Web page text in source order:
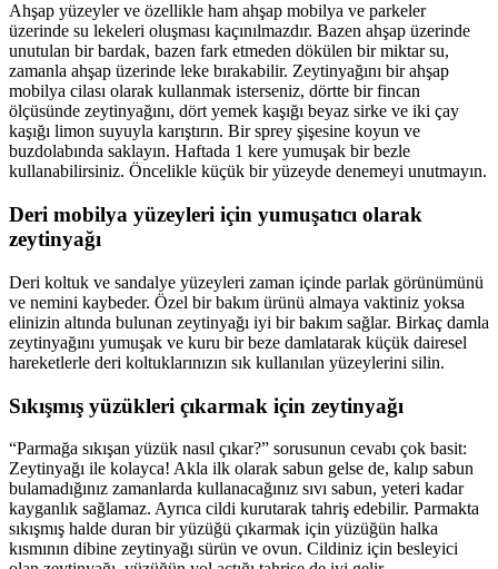
Ahşap yüzeyler ve özellikle ham ahşap mobilya ve parkeler
üzerinde su lekeleri oluşması kaçınılmazdır. Bazen ahşap üzerinde
unutulan bir bardak, bazen fark etmeden dökülen bir miktar su,
zamanla ahşap üzerinde leke bırakabilir. Zeytinyağını bir ahşap
mobilya cilası olarak kullanmak isterseniz, dörtte bir fincan
ölçüsünde zeytinyağını, dört yemek kaşığı beyaz sirke ve iki çay
kaşığı limon suyuyla karıştırın. Bir sprey şişesine koyun ve
buzdolabında saklayın. Haftada 1 kere yumuşak bir bezle
kullanabilirsiniz. Öncelikle küçük bir yüzeyde denemeyi unutmayın.
Deri mobilya yüzeyleri için yumuşatıcı olarak
zeytinyağı
Deri koltuk ve sandalye yüzeyleri zaman içinde parlak görünümünü
ve nemini kaybeder. Özel bir bakım ürünü almaya vaktiniz yoksa
elinizin altında bulunan zeytinyağı iyi bir bakım sağlar. Birkaç damla
zeytinyağını yumuşak ve kuru bir beze damlatarak küçük dairesel
hareketlerle deri koltuklarınızın sık kullanılan yüzeylerini silin.
Sıkışmış yüzükleri çıkarmak için zeytinyağı
“Parmağa sıkışan yüzük nasıl çıkar?” sorusunun cevabı çok basit:
Zeytinyağı ile kolayca! Akla ilk olarak sabun gelse de, kalıp sabun
bulamadığınız zamanlarda kullanacağınız sıvı sabun, yeteri kadar
kayganlık sağlamaz. Ayrıca cildi kurutarak tahriş edebilir. Parmakta
sıkışmış halde duran bir yüzüğü çıkarmak için yüzüğün halka
kısmının dibine zeytinyağı sürün ve ovun. Cildiniz için besleyici